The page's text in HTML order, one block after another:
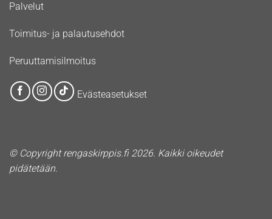
Palvelut
Toimitus- ja palautusehdot
Peruuttamisilmoitus
Evästeasetukset
© Copyright rengaskirppis.fi 2026. Kaikki oikeudet
pidätetään.